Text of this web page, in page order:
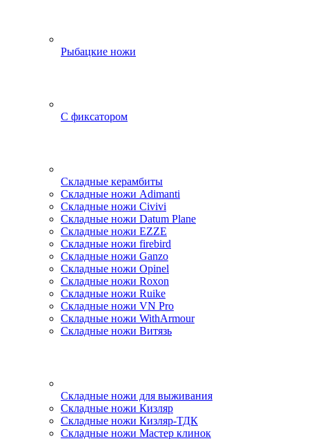
Рыбацкие ножи
С фиксатором
Складные керамбиты
Складные ножи Adimanti
Складные ножи Civivi
Складные ножи Datum Plane
Складные ножи EZZE
Складные ножи firebird
Складные ножи Ganzo
Складные ножи Opinel
Складные ножи Roxon
Складные ножи Ruike
Складные ножи VN Pro
Складные ножи WithArmour
Складные ножи Витязь
Складные ножи для выживания
Складные ножи Кизляр
Складные ножи Кизляр-ТДК
Складные ножи Мастер клинок